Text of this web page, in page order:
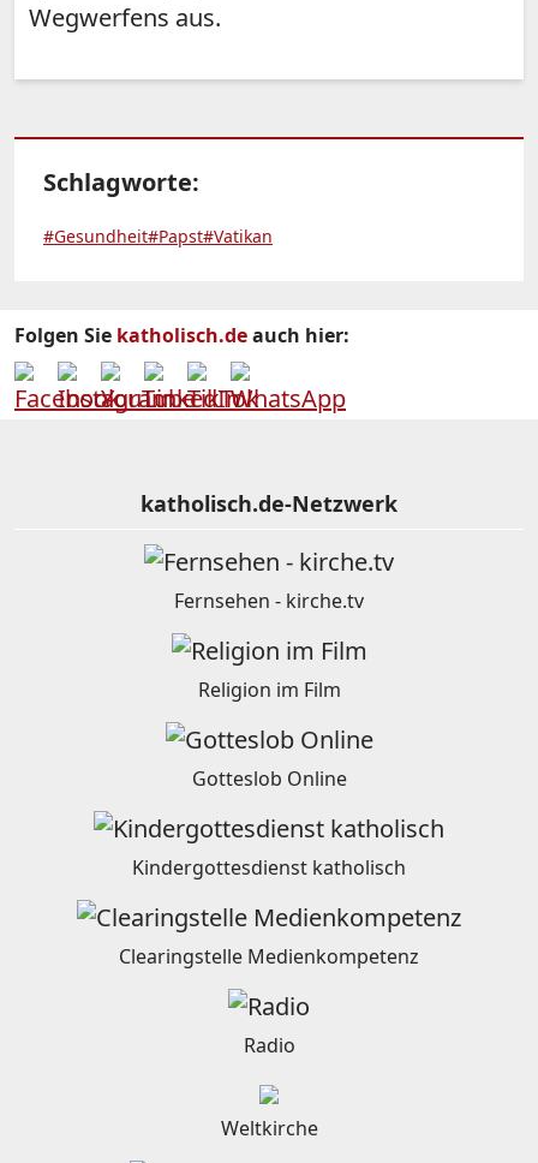
Wegwerfens aus.
Schlagworte:
#Gesundheit#Papst#Vatikan
Folgen Sie katholisch.deauch hier:
katholisch.de-Netzwerk
Fernsehen - kirche.tv
Religion im Film
Gotteslob Online
Kindergottesdienst katholisch
Clearingstelle Medienkompetenz
Radio
Weltkirche